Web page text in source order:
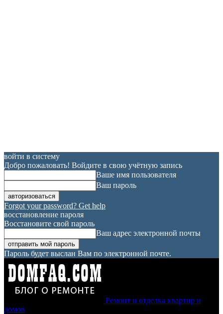
войти в систему
Добро пожаловать! Войдите в свою учётную запись
Ваше имя пользователя
Ваш пароль
Forgot your password? Get help
восстановление пароля
Восстановите свой пароль
Ваш адрес электронной почты
Пароль будет выслан Вам по электронной почте.
Ремонт и отделка квартир и
домов